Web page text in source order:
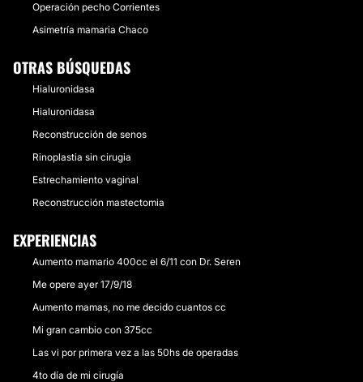
Operación pecho Corrientes
Asimetría mamaria Chaco
OTRAS BÚSQUEDAS
Hialuronidasa
Hialuronidasa
Reconstrucción de senos
Rinoplastia sin cirugia
Estrechamiento vaginal
Reconstrucción mastectomia
EXPERIENCIAS
Aumento mamario 400cc el 6/11 con Dr. Seren
Me opere ayer 17/9/18
Aumento mamas, no me decido cuantos cc
Mi gran cambio con 375cc
Las vi por primera vez a las 50hs de operadas
4to día de mi cirugía